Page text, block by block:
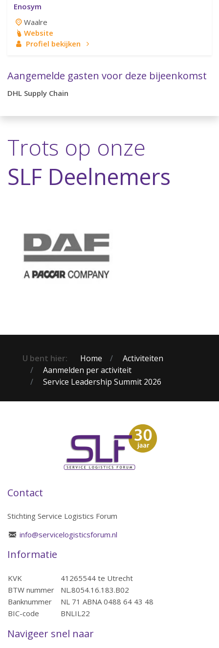
Enosym
Waalre
Website
Profiel bekijken
Aangemelde gasten voor deze bijeenkomst
DHL Supply Chain
Trots op onze
SLF Deelnemers
U bent hier: Home
Activiteiten
Aanmelden per activiteit
Service Leadership Summit 2026
Contact
Stichting Service Logistics Forum
info@servicelogisticsforum.nl
Informatie
KVK
41265544 te Utrecht
BTW nummer
NL.8054.16.183.B02
Banknummer
NL 71 ABNA 0488 64 43 48
BIC-code
BNLIL22
Navigeer snel naar